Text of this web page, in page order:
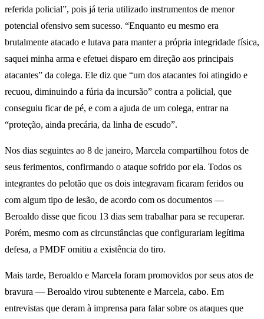
referida policial”, pois já teria utilizado instrumentos de menor
potencial ofensivo sem sucesso. “Enquanto eu mesmo era
brutalmente atacado e lutava para manter a própria integridade física,
saquei minha arma e efetuei disparo em direção aos principais
atacantes” da colega. Ele diz que “um dos atacantes foi atingido e
recuou, diminuindo a fúria da incursão” contra a policial, que
conseguiu ficar de pé, e com a ajuda de um colega, entrar na
“proteção, ainda precária, da linha de escudo”.
Nos dias seguintes ao 8 de janeiro, Marcela compartilhou fotos de
seus ferimentos, confirmando o ataque sofrido por ela. Todos os
integrantes do pelotão que os dois integravam ficaram feridos ou
com algum tipo de lesão, de acordo com os documentos —
Beroaldo disse que ficou 13 dias sem trabalhar para se recuperar.
Porém, mesmo com as circunstâncias que configurariam legítima
defesa, a PMDF omitiu a existência do tiro.
Mais tarde, Beroaldo e Marcela foram promovidos por seus atos de
bravura — Beroaldo virou subtenente e Marcela, cabo. Em
entrevistas que deram à imprensa para falar sobre os ataques que